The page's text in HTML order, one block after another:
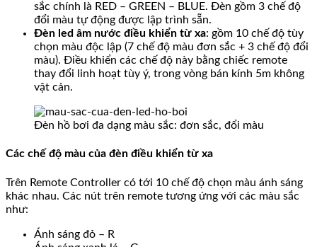
sắc chính là RED – GREEN – BLUE. Đèn gồm 3 chế độ
đổi màu tự động được lập trình sẵn.
Đèn led âm nước điều khiển từ xa: gồm 10 chế độ tùy
chọn màu độc lập (7 chế độ màu đơn sắc + 3 chế độ đổi
màu). Điều khiển các chế độ này bằng chiếc remote
thay đổi linh hoạt tùy ý, trong vòng bán kính 5m không
vật cản.
Đèn hồ bơi đa dạng màu sắc: đơn sắc, đổi màu
Các chế độ màu của đèn điều khiển từ xa
Trên Remote Controller có tới 10 chế độ chọn màu ánh sáng
khác nhau. Các nút trên remote tương ứng với các màu sắc
như:
Ánh sáng đỏ – R